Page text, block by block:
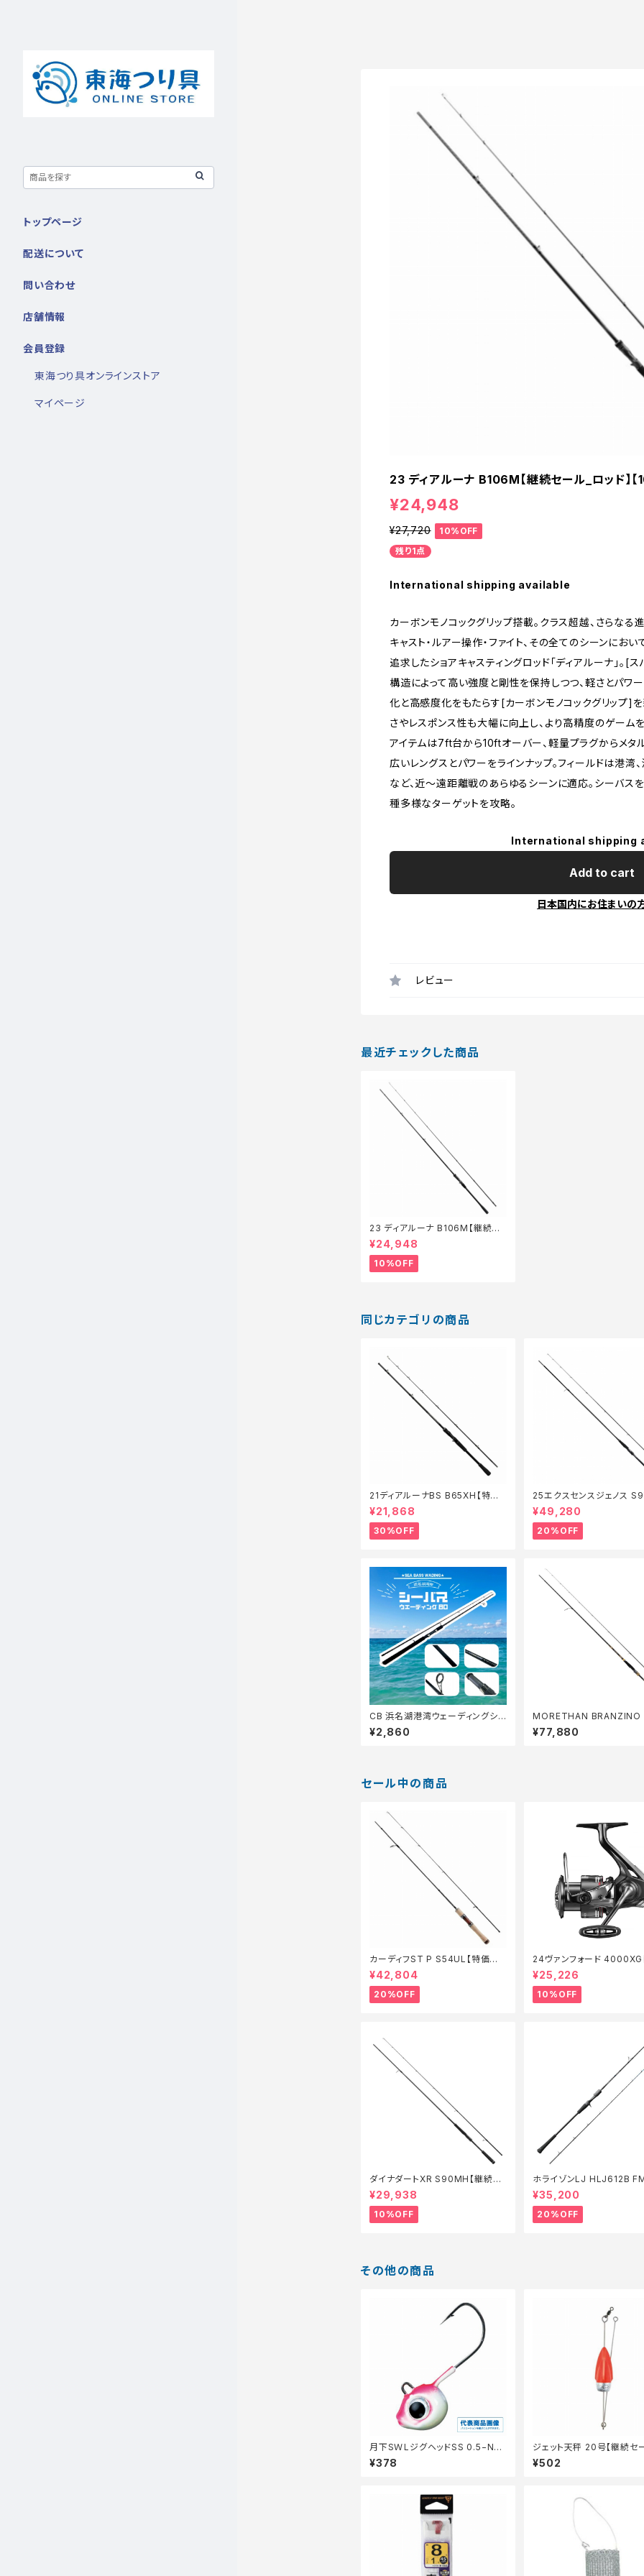
23 ディアルーナ B106M【継続セール_ロッド】【
¥24,948
¥27,720
10%OFF
残り1点
International shipping available
カーボンモノコックグリップ搭載。クラス超越、さらなる進
キャスト・ルアー操作・ファイト、その全てのシーンにお
追求したショアキャスティングロッド「ディアルーナ」
構造によって高い強度と剛性を保持しつつ、軽さとパワ
化と高感度化をもたらす[カーボンモノコックグリップ]
さやレスポンス性も大幅に向上し、より高精度のゲーム
アイテムは7ft台から10ftオーバー、軽量プラグからメタ
広いレングスとパワーをラインナップ。フィールドは港湾
など、近〜遠距離戦のあらゆるシーンに適応。シーバス
種多様なターゲットを攻略。
International shipping
Add to cart
日本国内にお住まいの
レビュー
最近チェックした商品
23 ディアルーナ B106M【継続セ
ール_ロッド】【10】
¥24,948
10%OFF
同じカテゴリの商品
21ディアルーナBS B65XH【特価
ロッド】【30】
¥21,868
30%OFF
25エクスセンスジェノス
F【特価ロッド】【20】
¥49,280
20%OFF
CB 浜名湖港湾ウェーディングシ
ーバス80【Tオリ】
¥2,860
MORETHAN BRANZINO
GS 93L/M S
¥77,880
セール中の商品
カーディフST P S54UL【特価ロッ
ド】【20】
¥42,804
20%OFF
24ヴァンフォード 4000XG
セール_リール】【10】
¥25,226
10%OFF
ダイナダートXR S90MH【継続セ
ール_ロッド】【10】
¥29,938
10%OFF
ホライゾンLJ HLJ612B FM
ロッド】【20】
¥35,200
20%OFF
その他の商品
月下SＷLジグヘッドSS 0.5−No1
0
¥378
ジェット天秤 20号【継続セ
掛】
¥502
トップページ
配送について
問い合わせ
店舗情報
会員登録
東海つり具オンラインストア
マイページ